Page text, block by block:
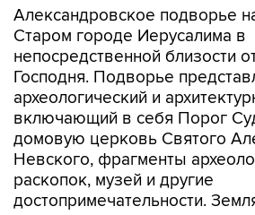
Александровское подворье
Старом городе Иерусалима в
непосредственной близости
Господня. Подворье
археологический и
включающий в себя Порог
домовую церковь Святого
Невского, фрагменты
раскопок, музей и другие
достопримечательности.